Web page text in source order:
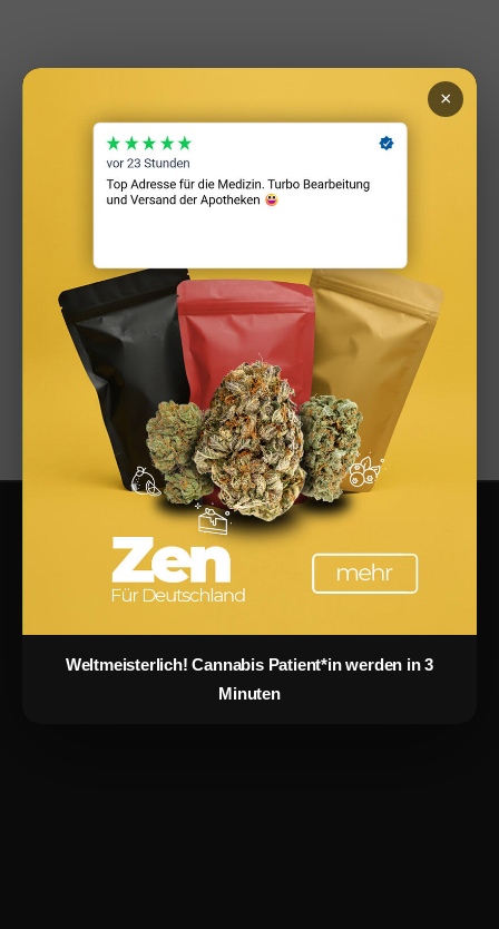
FIV Magazine: Anbieter im Vergleich
Neue Versicherung? Neuer Kredit? Wir helfen dir
dabei die besten Anbieter zu finden. Vom Sparen,
lernst du Reich werden!
FIV Check: Vergleiche
powered byCannaZen.de Lukinski Immobilien|
Models
Weltmeisterlich! Cannabis Patient*in werden in 3
Minuten
×